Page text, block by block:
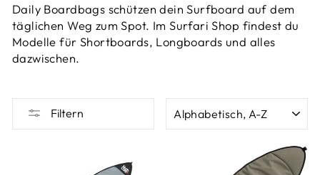
Daily Boardbags schützen dein Surfboard auf dem
täglichen Weg zum Spot. Im Surfari Shop findest du
Modelle für Shortboards, Longboards und alles
dazwischen.
Filtern